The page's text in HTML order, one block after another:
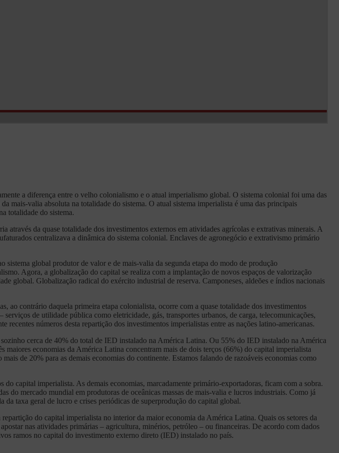
a diferença entre o velho colonialismo e o atual imperialismo global. O sistema colonial foi uma das
mais-valia absoluta na totalidade do sistema. O atual sistema imperialista é uma das principais
totalidade do sistema.
da quase totalidade dos investimentos externos em atividades agrícolas e extrativas minerais. A
centralizava a dinâmica do sistema colonial. Enclaves de agronegócio e extrativismo primário
global produtor de valor e de mais-valia da segunda etapa do modo de produção
Agora, a globalização do capital se realiza com a implantação de novos espaços de valorização
global. Globalização radical do exército industrial de reserva. Camponeses, aldeões e índios nacionais
ao contrário daquela primeira etapa colonialista, ocorre com a quase totalidade dos investimentos
de utilidade pública como eletricidade, gás, transportes urbanos, de carga, telecomunicações,
números desta repartição dos investimentos imperialistas entre as nações latino-americanas.
cerca de 40% do total de IED instalado na América Latina. Ou 55% do IED instalado na América
economias da América Latina concentram mais de dois terços (66%) do capital imperialista
de 20% para as demais economias do continente. Estamos falando de razoáveis economias como
capital imperialista. As demais economias, marcadamente primário-exportadoras, ficam com a sobra.
do mercado mundial em produtoras de oceânicas massas de mais-valia e lucros industriais. Como já
da taxa geral de lucro e crises periódicas de superprodução do capital global.
do capital imperialista no interior da maior economia da América Latina. Quais os setores da
nas atividades primárias – agricultura, minérios, petróleo – ou financeiras. De acordo com dados
ramos no capital do investimento externo direto (IED) instalado no país.